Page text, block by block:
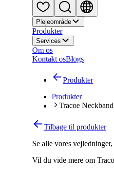
Plejeområde
Produkter
Services
Om os
Kontakt osBlogs
Produkter
Produkter
Tracoe
Tilbage til produkter
Se alle vores vejledninger,
Vil du vide mere om